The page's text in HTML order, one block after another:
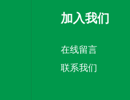
加入我们
在线留言
联系我们